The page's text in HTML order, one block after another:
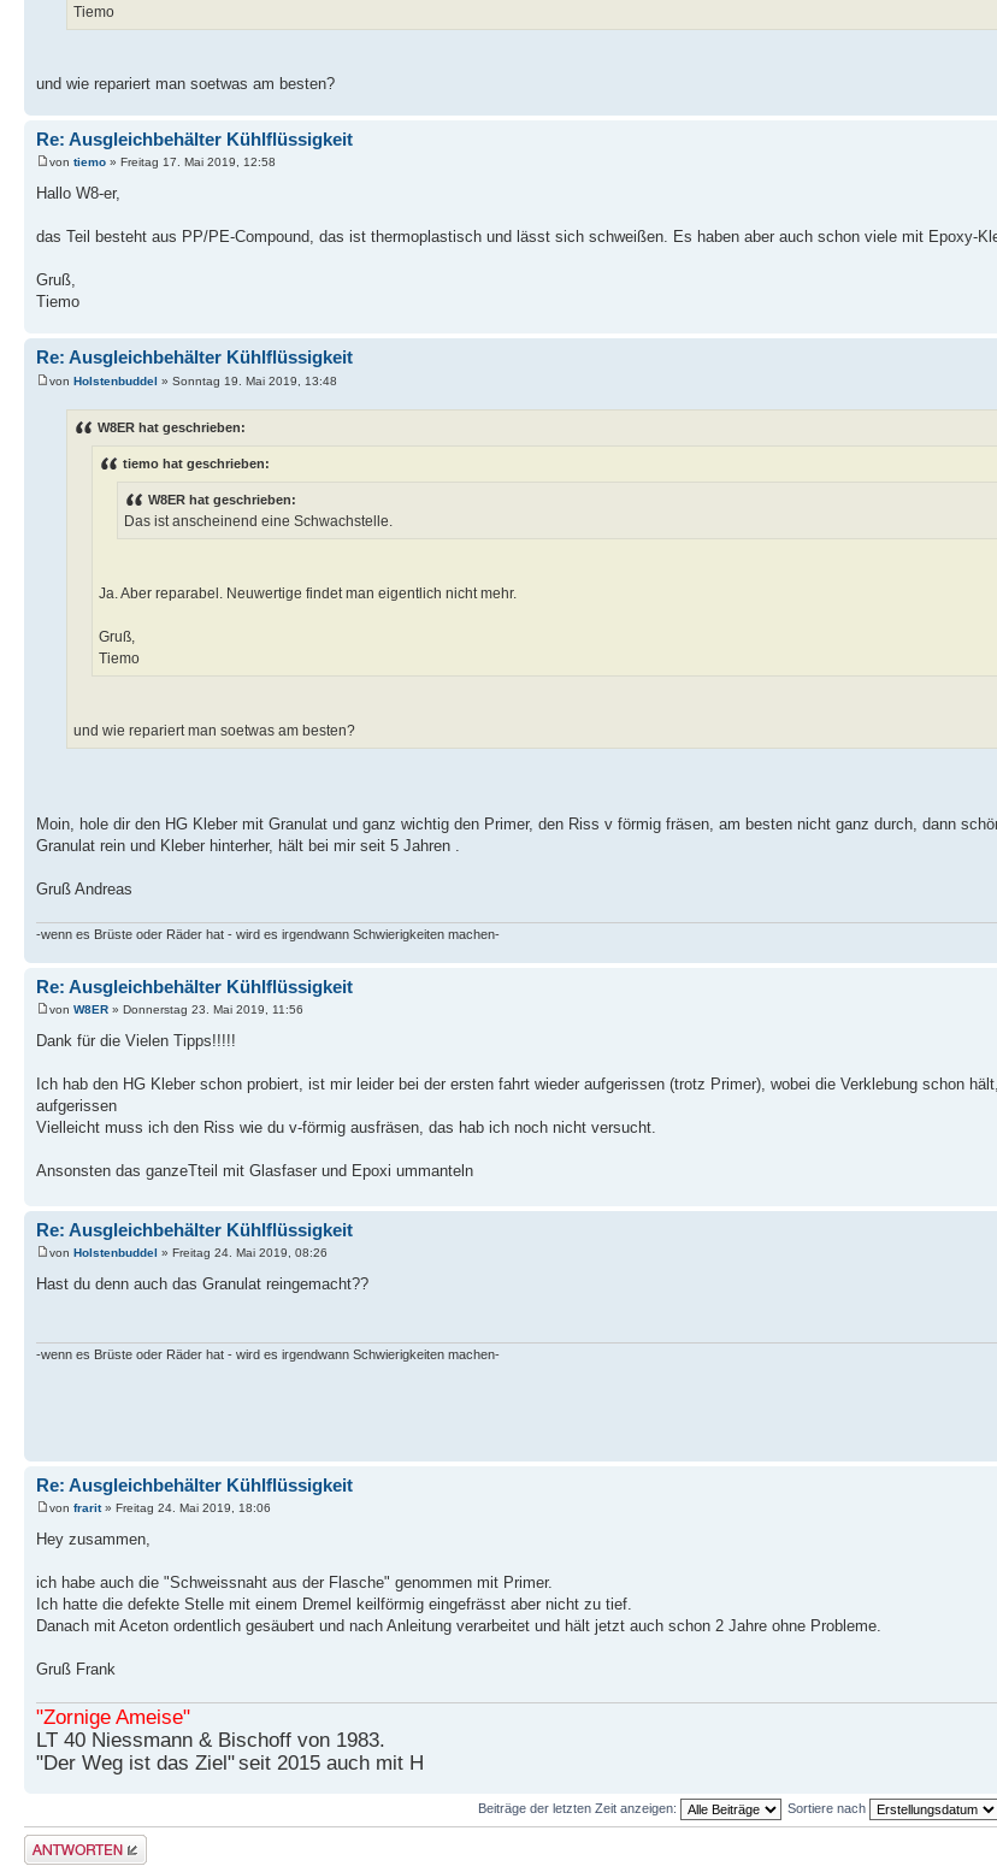
Tiemo
und wie repariert man soetwas am besten?
Re: Ausgleichbehälter Kühlflüssigkeit
von tiemo » Freitag 17. Mai 2019, 12:58
Hallo W8-er,
das Teil besteht aus PP/PE-Compound, das ist thermoplastisch und lässt sich schweißen. Es haben aber auch schon viele mit Epoxy-
Gruß,
Tiemo
Re: Ausgleichbehälter Kühlflüssigkeit
von Holstenbuddel » Sonntag 19. Mai 2019, 13:48
W8ER hat geschrieben:
tiemo hat geschrieben:
W8ER hat geschrieben:
Das ist anscheinend eine Schwachstelle.
Ja. Aber reparabel. Neuwertige findet man eigentlich nicht mehr.
Gruß,
Tiemo
und wie repariert man soetwas am besten?
Moin, hole dir den HG Kleber mit Granulat und ganz wichtig den Primer, den Riss v förmig fräsen, am besten nicht ganz durch, dann
Granulat rein und Kleber hinterher, hält bei mir seit 5 Jahren .
Gruß Andreas
-wenn es Brüste oder Räder hat - wird es irgendwann Schwierigkeiten machen-
Re: Ausgleichbehälter Kühlflüssigkeit
von W8ER » Donnerstag 23. Mai 2019, 11:56
Dank für die Vielen Tipps!!!!!
Ich hab den HG Kleber schon probiert, ist mir leider bei der ersten fahrt wieder aufgerissen (trotz Primer), wobei die Verklebung schon
aufgerissen
Vielleicht muss ich den Riss wie du v-förmig ausfräsen, das hab ich noch nicht versucht.
Ansonsten das ganzeTteil mit Glasfaser und Epoxi ummanteln
Re: Ausgleichbehälter Kühlflüssigkeit
von Holstenbuddel » Freitag 24. Mai 2019, 08:26
Hast du denn auch das Granulat reingemacht??
-wenn es Brüste oder Räder hat - wird es irgendwann Schwierigkeiten machen-
Re: Ausgleichbehälter Kühlflüssigkeit
von frarit» Freitag 24. Mai 2019, 18:06
Hey zusammen,
ich habe auch die "Schweissnaht aus der Flasche" genommen mit Primer.
Ich hatte die defekte Stelle mit einem Dremel keilförmig eingefrässt aber nicht zu tief.
Danach mit Aceton ordentlich gesäubert und nach Anleitung verarbeitet und hält jetzt auch schon 2 Jahre ohne Probleme.
Gruß Frank
"Zornige Ameise"
LT 40 Niessmann & Bischoff von 1983.
"Der Weg ist das Ziel"seit 2015 auch mit H
Beiträge der letzten Zeit anzeigen: Sortiere nach
Antwort erstellen